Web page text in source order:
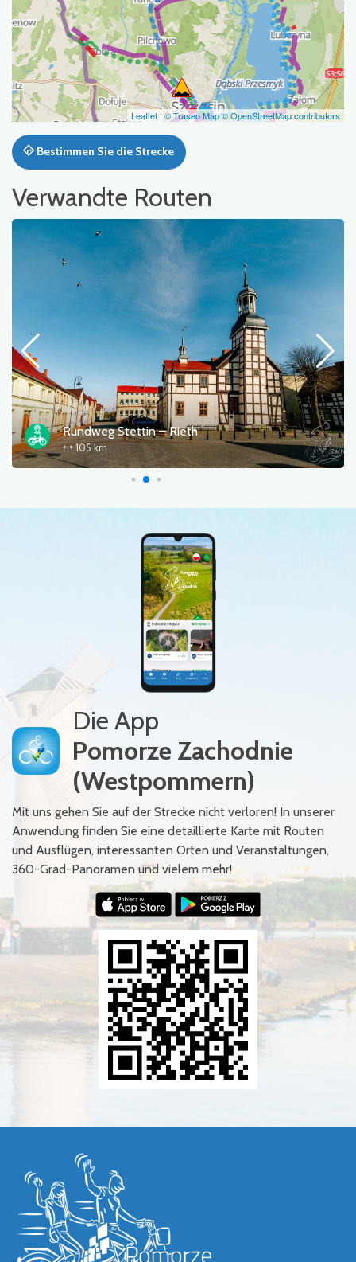
Leaflet | © Traseo Map© OpenStreetMap contributors
Bestimmen Sie die Strecke
Verwandte Routen
Rundweg Stettin – Rieth
105 km
Die App
Pomorze Zachodnie
(Westpommern)
Mit uns gehen Sie auf der Strecke nicht verloren! In unserer
Anwendung finden Sie eine detaillierte Karte mit Routen
und Ausflügen, interessanten Orten und Veranstaltungen,
360-Grad-Panoramen und vielem mehr!